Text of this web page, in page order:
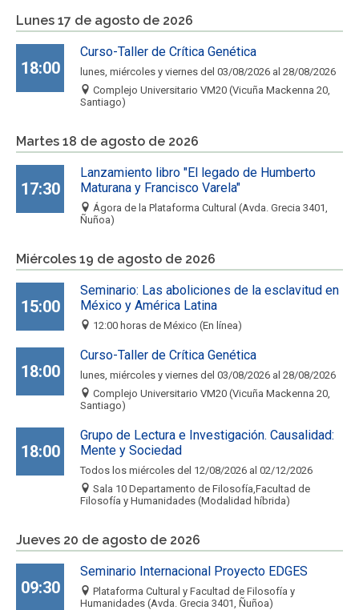
Lunes 17 de agosto de 2026
18:00
Curso-Taller de Crítica Genética
lunes, miércoles y viernes del 03/08/2026 al 28/08/2026
Complejo Universitario VM20 (Vicuña Mackenna 20,
Santiago)
Martes 18 de agosto de 2026
17:30
Lanzamiento libro "El legado de Humberto
Maturana y Francisco Varela"
Ágora de la Plataforma Cultural (Avda. Grecia 3401,
Ñuñoa)
Miércoles 19 de agosto de 2026
15:00
Seminario: Las aboliciones de la esclavitud en
México y América Latina
12:00 horas de México (En línea)
18:00
Curso-Taller de Crítica Genética
lunes, miércoles y viernes del 03/08/2026 al 28/08/2026
Complejo Universitario VM20 (Vicuña Mackenna 20,
Santiago)
18:00
Grupo de Lectura e Investigación. Causalidad:
Mente y Sociedad
Todos los miércoles del 12/08/2026 al 02/12/2026
Sala 10 Departamento de Filosofía,Facultad de
Filosofía y Humanidades (Modalidad híbrida)
Jueves 20 de agosto de 2026
09:30
Seminario Internacional Proyecto EDGES
Plataforma Cultural y Facultad de Filosofía y
Humanidades (Avda. Grecia 3401, Ñuñoa)